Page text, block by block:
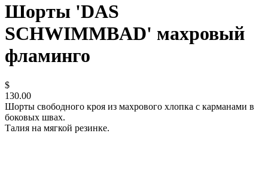
Шорты 'DAS
SCHWIMMBAD' махровый
фламинго
$
130.00
Шорты свободного кроя из махрового хлопка с карманами в
боковых швах.
Талия на мягкой резинке.